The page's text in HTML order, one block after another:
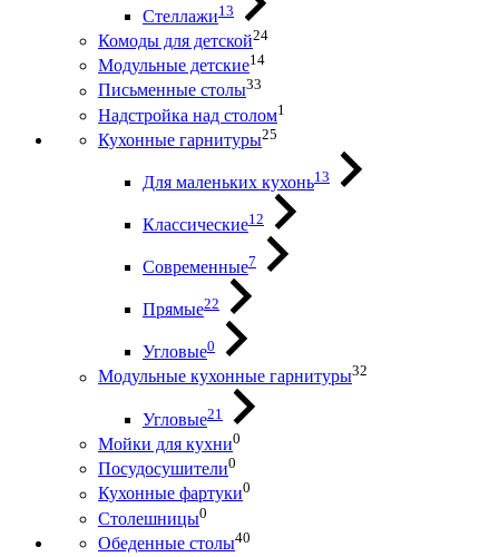
Стеллажи13
Комоды для детской24
Модульные детские14
Письменные столы33
Надстройка над столом1
Кухонные гарнитуры25
Для маленьких кухонь13
Классические12
Современные7
Прямые22
Угловые0
Модульные кухонные гарнитуры32
Угловые21
Мойки для кухни0
Посудосушители0
Кухонные фартуки0
Столешницы0
Обеденные столы40